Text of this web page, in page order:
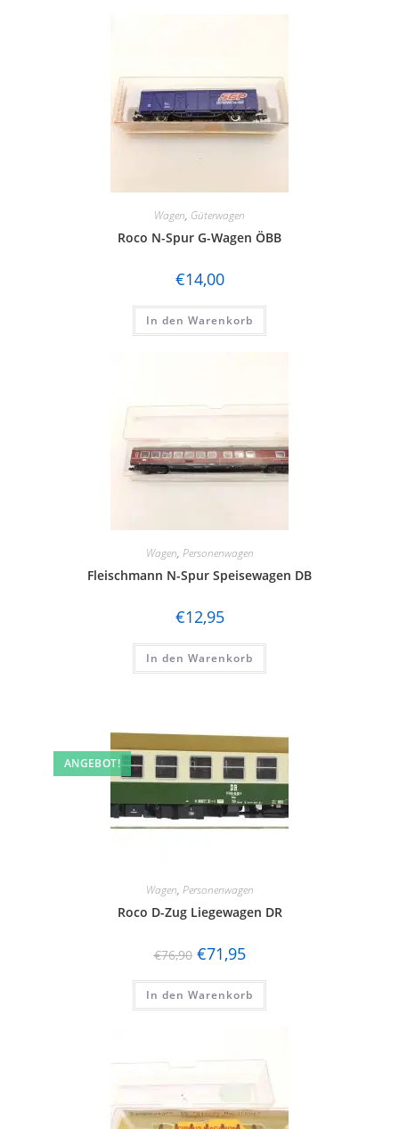
Wagen, Güterwagen
Roco N-Spur G-Wagen ÖBB
€14,00
In den Warenkorb
Wagen, Personenwagen
Fleischmann N-Spur Speisewagen DB
€12,95
In den Warenkorb
ANGEBOT!
Wagen, Personenwagen
Roco D-Zug Liegewagen DR
€76,90 €71,95
In den Warenkorb